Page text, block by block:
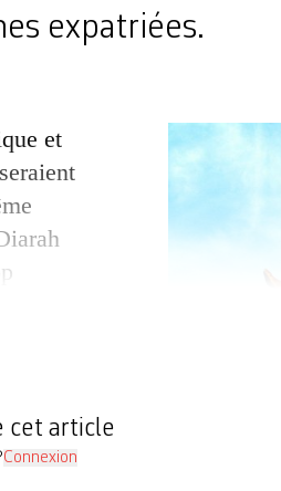
expatriées.
et
cet article
Connexion